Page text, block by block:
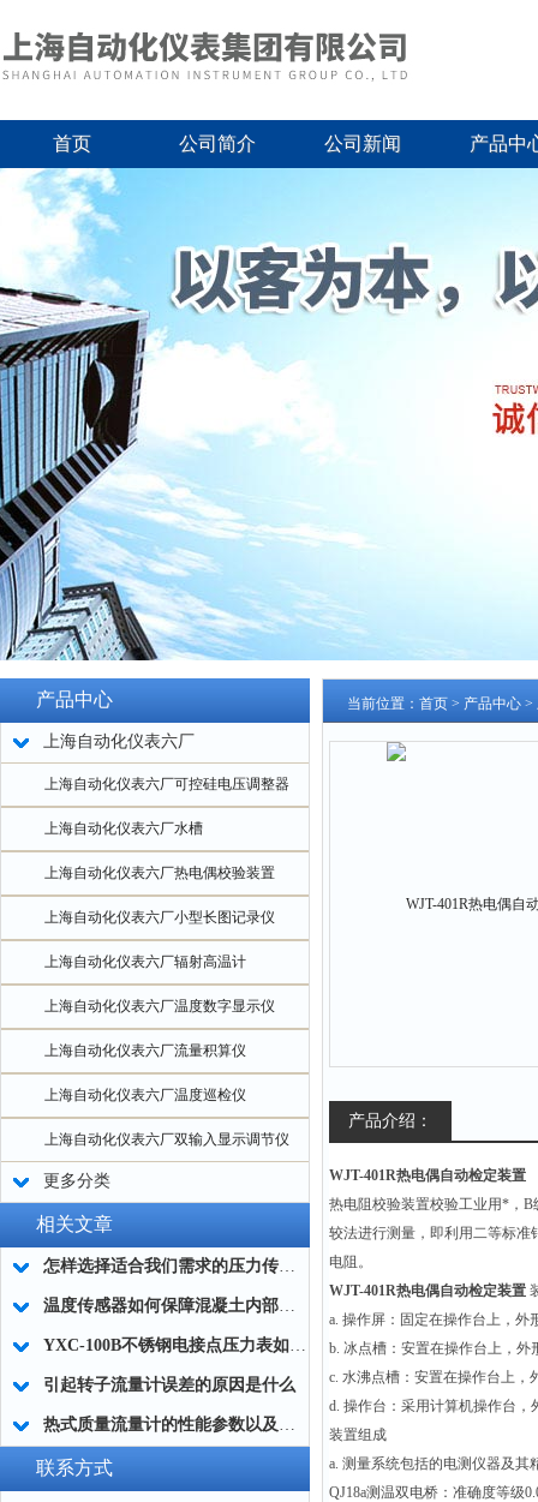
首页 公司简介 公司新闻 产品中
产品中心
上海自动化仪表六厂
上海自动化仪表六厂可控硅电压调整器
上海自动化仪表六厂水槽
上海自动化仪表六厂热电偶校验装置
上海自动化仪表六厂小型长图记录仪
上海自动化仪表六厂辐射高温计
上海自动化仪表六厂温度数字显示仪
上海自动化仪表六厂流量积算仪
上海自动化仪表六厂温度巡检仪
上海自动化仪表六厂双输入显示调节仪
更多分类
相关文章
怎样选择适合我们需求的压力传感器
温度传感器如何保障混凝土内部结构温控
YXC-100B不锈钢电接点压力表如何选型及接线图
引起转子流量计误差的原因是什么
热式质量流量计的性能参数以及技术应用
联系方式
当前位置： 首页 > 产品中心 >
产品介绍：
WJT-401R热电偶自动检定装置
热电阻校验装置校验工业用*，B
较法进行测量，即利用二等标准
电阻。
WJT-401R热电偶自动检定装置
a. 操作屏：固定在操作台上，外
b. 冰点槽：安置在操作台上，外
c. 水沸点槽：安置在操作台上，
d. 操作台：采用计算机操作台，
装置组成
a. 测量系统包括的电测仪器及其
QJ18a测温双电桥：准确度等级